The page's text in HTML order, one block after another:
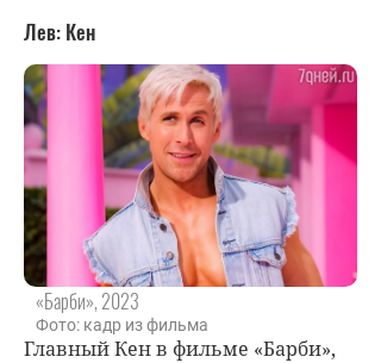
Лев: Кен
«Барби», 2023
Фото: кадр из фильма
Главный Кен в фильме «Барби»,